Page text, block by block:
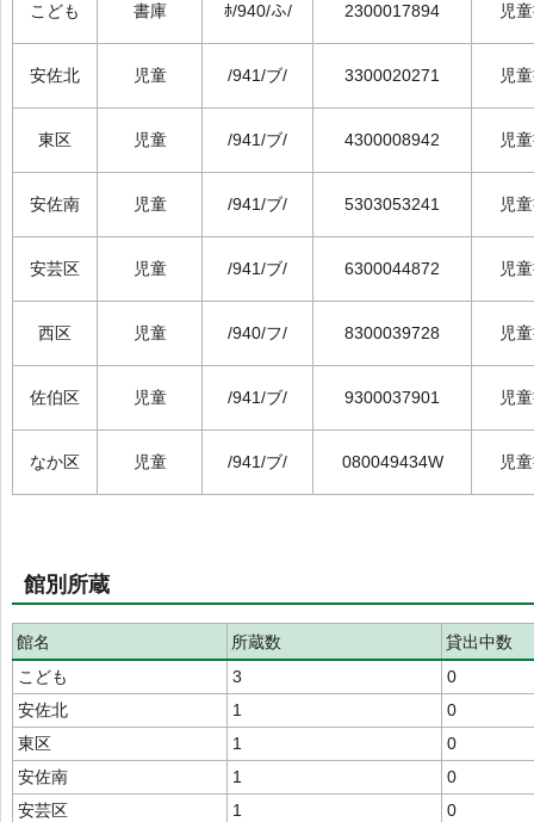
こども 書庫 ﾎ/940/ふ/ 2300017894 児
安佐北 児童 /941/ブ/ 3300020271 児
東区 児童 /941/ブ/ 4300008942 児
安佐南 児童 /941/ブ/ 5303053241 児
安芸区 児童 /941/ブ/ 6300044872 児
西区 児童 /940/フ/ 8300039728 児
佐伯区 児童 /941/ブ/ 9300037901 児
なか区 児童 /941/ブ/ 080049434W 児
館別所蔵
館名 所蔵数
貸出中数
こども
3
0
安佐北
1
0
東区
1
0
安佐南
1
0
安芸区
1
0